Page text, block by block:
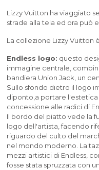
Lizzy Vuitton ha viaggiato
strade alla tela ed ora può
La collezione Lizzy Vuitton
Endless logo: questo
immagine centrale,
bandiera Union Jack, un
Sullo sfondo dietro il logo
diponto,a portare l'estetica
concessione alle radici di
Il bordo del piatto vede la
logo dell'artista, facendo
riguardo del culto del
nel mondo moderno. La
mezzi artistici di Endless,
fosse stata spruzzata con